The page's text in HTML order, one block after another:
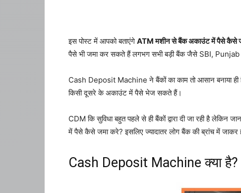
इस पोस्ट में आपको बताएंगे ATM मशीन से बैंक अकाउंट में पैसे कैसे
पैसे भी जमा कर सकते हैं लगभग सभी बड़ी बैंक जैसे SBI,
Cash Deposit Machine ने बैंकों का काम तो आसान बनाया ही
किसी दूसरे के अकाउंट में पैसे भेज सकते हैं।
CDM कि सुविधा बहुत पहले से ही बैंकों द्वारा दी जा रही है
में पैसे कैसे जमा करे? इसलिए ज्यादातर लोग बैंक की ब्रांच में जाकर
Cash Deposit Machine क्या है?